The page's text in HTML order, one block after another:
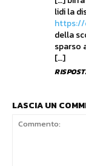
lidi la
https://
della
sparso
[…]
LASCIA UN